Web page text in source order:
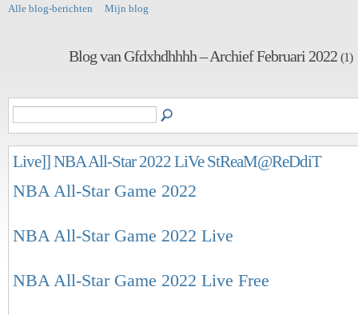
Alle blog-berichten Mijn blog
Blog van Gfdxhdhhhh – Archief Februari 2022 (1)
Live]] NBA All-Star 2022 LiVe StReaM@ReDdiT
NBA All-Star Game 2022
NBA All-Star Game 2022 Live
NBA All-Star Game 2022 Live Free